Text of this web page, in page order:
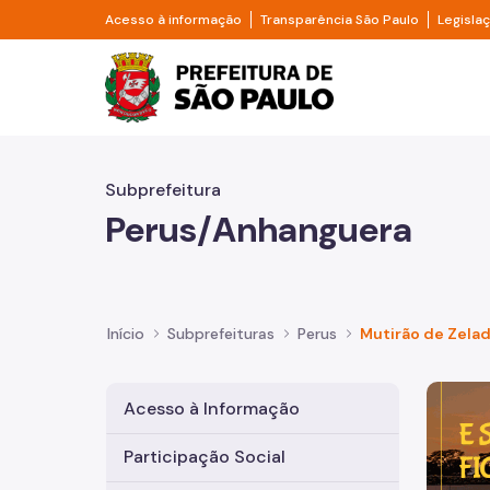
Pular para o Conteúdo principal
Acesso à informação Divisor de acesso à informação
Transparência São Paulo Divisor
Prefeitura de São
Subprefeitura
Perus/Anhanguera
Início Subprefeituras Perus Mutirão de
Acesso à Informação
Participação Social